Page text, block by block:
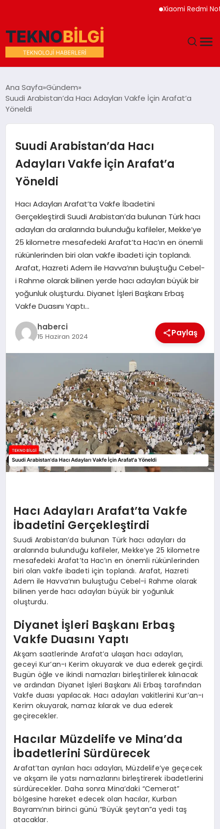
Xiaomi Redmi Note
DÜNYA
MAGAZIN
SAĞLIK
SIYASET
SPOR
TEKNOLOJI
YAŞAM
Ana Sayfa Gündem
Suudi Arabistan’da Hacı Adayları Vakfe İçin Arafat’a
Yöneldi
Suudi Arabistan’da Hacı
Adayları Vakfe İçin Arafat’a
Yöneldi
Hacı Adayları Arafat’ta Vakfe İbadetini
Gerçekleştirdi Suudi Arabistan’da bulunan Türk hacı
adayları da aralarında bulunduğu kafileler, Mekke’ye
25 kilometre mesafedeki Arafat’ta Hac’ın en önemli
rükünlerinden biri olan vakfe ibadeti için toplandı.
Arafat, Hazreti Adem ile Havva’nın buluştuğu Cebel-
i Rahme olarak bilinen yerde hacı adayları büyük bir
yoğunluk oluşturdu. Diyanet İşleri Başkanı Erbaş
Vakfe Duasını Yaptı…
haberci
15 Haziran 2024 Paylaş
Hacı Adayları Arafat’ta Vakfe
İbadetini Gerçekleştirdi
Suudi Arabistan’da bulunan Türk hacı adayları da
aralarında bulunduğu kafileler, Mekke’ye 25 kilometre
mesafedeki Arafat’ta Hac’ın en önemli rükünlerinden
biri olan vakfe ibadeti için toplandı. Arafat, Hazreti
Adem ile Havva’nın buluştuğu Cebel-i Rahme olarak
bilinen yerde hacı adayları büyük bir yoğunluk
oluşturdu.
Diyanet İşleri Başkanı Erbaş
Vakfe Duasını Yaptı
Akşam saatlerinde Arafat’a ulaşan hacı adayları,
geceyi Kur’an-ı Kerim okuyarak ve dua ederek geçirdi.
Bugün öğle ve ikindi namazları birleştirilerek kılınacak
ve ardından Diyanet İşleri Başkanı Ali Erbaş tarafından
Vakfe duası yapılacak. Hacı adayları vakitlerini Kur’an-ı
Kerim okuyarak, namaz kılarak ve dua ederek
geçirecekler.
Hacılar Müzdelife ve Mina’da
İbadetlerini Sürdürecek
Arafat’tan ayrılan hacı adayları, Müzdelife’ye geçecek
ve akşam ile yatsı namazlarını birleştirerek ibadetlerini
sürdürecekler. Daha sonra Mina’daki “Cemerat”
bölgesine hareket edecek olan hacılar, Kurban
Bayramı’nın birinci günü “Büyük şeytan”a yedi taş
atacaklar.